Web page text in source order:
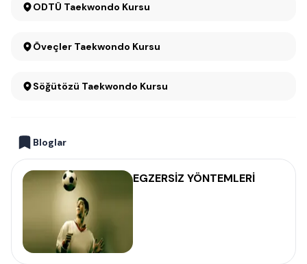
ODTÜ Taekwondo Kursu
Öveçler Taekwondo Kursu
Söğütözü Taekwondo Kursu
Bloglar
EGZERSİZ YÖNTEMLERİ